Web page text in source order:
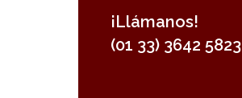
¡Llámanos!
(01 33) 3642 5823